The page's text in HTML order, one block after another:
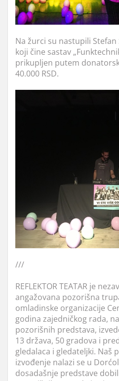
Na žurci su nastupili Stefan
koji čine sastav
prikupljen putem
40.000 RSD.
///
REFLEKTOR TEATAR je
angažovana pozorišna
omladinske organizacije
godina zajedničkog rada,
pozorišnih predstava,
13 država, 50 gradova i
gledalaca i gledateljki. Naš
izvođenje nalazi se u
dosadašnje predstave